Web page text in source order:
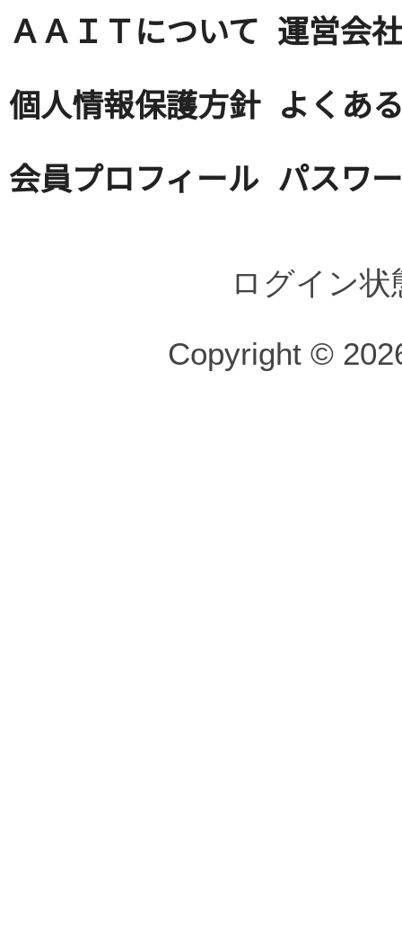
ＡＡＩＴについて 運営会社
個人情報保護方針 よくあ
会員プロフィール パスワ
ログイン
Copyright ©